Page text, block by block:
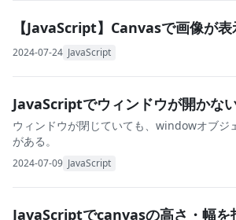
【JavaScript】Canvasで画像が
2024-07-24 JavaScript
JavaScriptでウィンドウが開かな
ウィンドウが閉じていても、windowオブジ
がある。
2024-07-09 JavaScript
JavaScriptでcanvasの高さ・幅を